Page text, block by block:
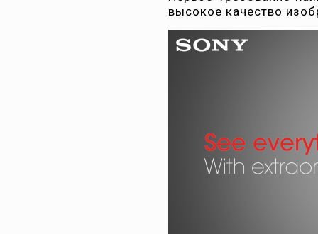
высокое качество